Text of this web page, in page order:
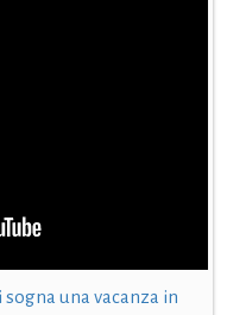
una vacanza in